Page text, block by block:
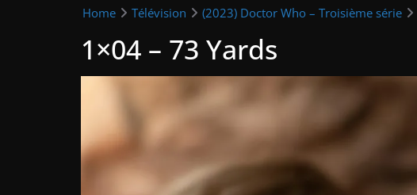
Home Télévision (2023) Doctor Who – Troisième série
1×04 – 73 Yards